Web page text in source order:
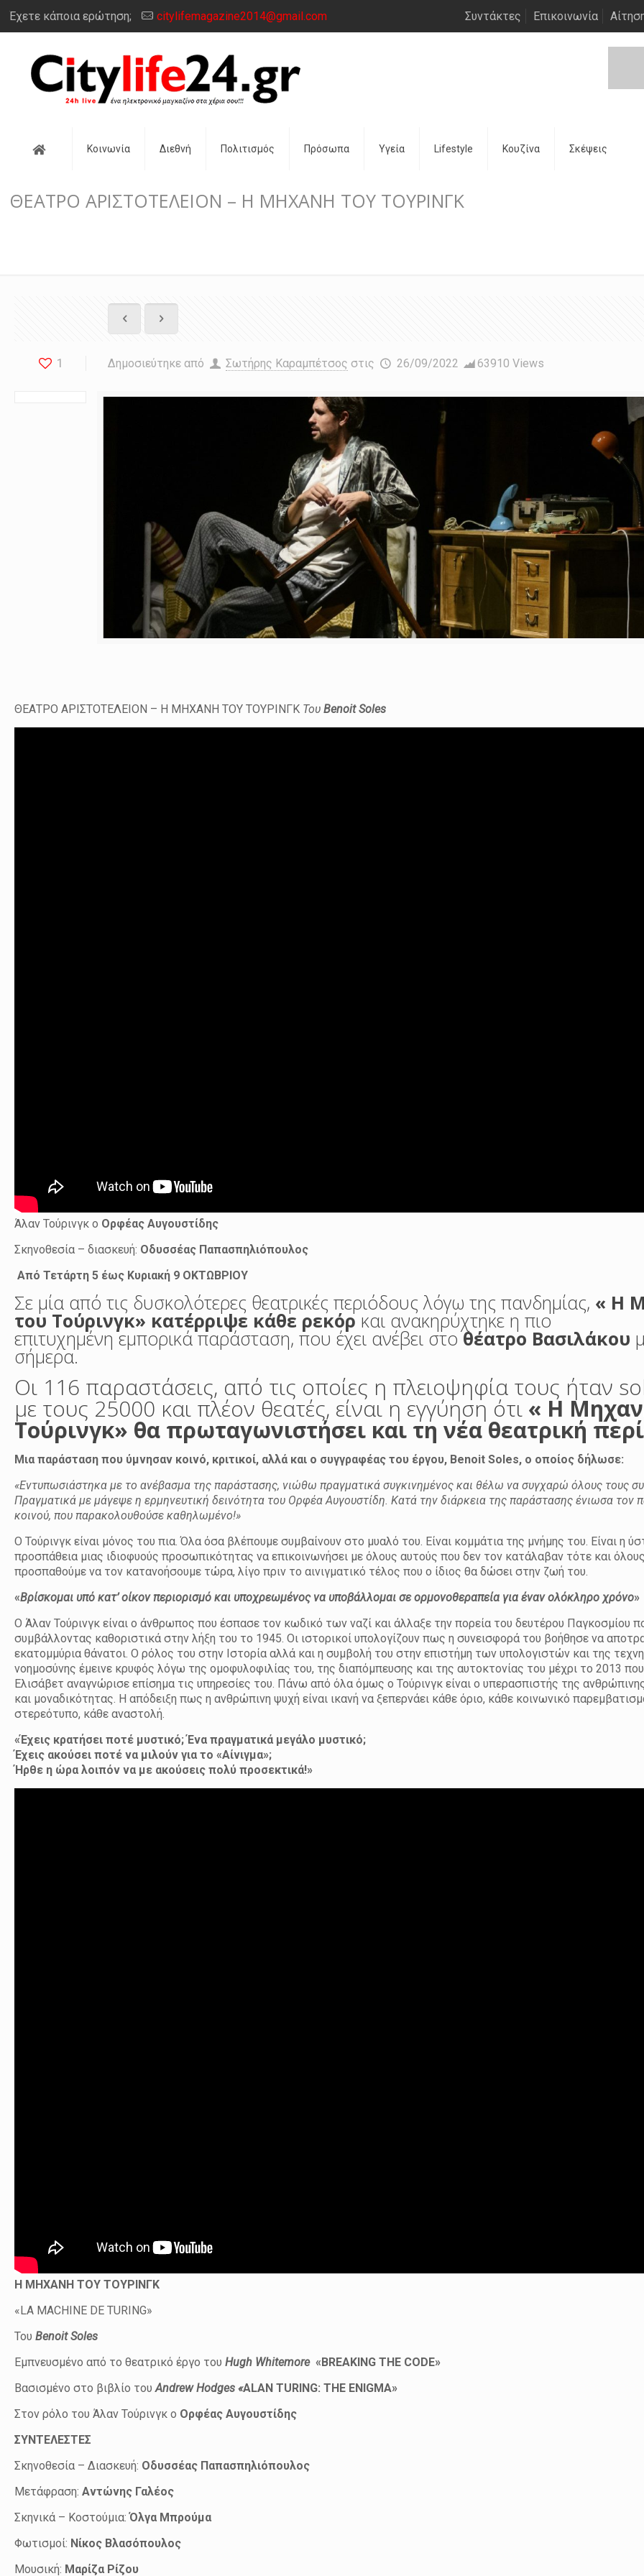
Έχετε κάποια ερώτηση; citylifemagazine2014@gmail.com Συντάκτες Επικοινωνία
Αρχική Κοινωνία Διεθνή Πολιτισμός Πρόσωπα Υγεία Lifestyle Κουζίνα Σκέψεις
ΘΕΑΤΡΟ ΑΡΙΣΤΟΤΕΛΕΙΟΝ – Η ΜΗΧΑΝΗ ΤΟΥ TΟΥΡΙΝΓΚ
1 Δημοσιεύτηκε από Σωτήρης Καραμπέτσος στις 26/09/2022 63910 Views
ΘΕΑΤΡΟ ΑΡΙΣΤΟΤΕΛΕΙΟΝ – Η ΜΗΧΑΝΗ ΤΟΥ TΟΥΡΙΝΓΚ ΤουBenoit Soles
Άλαν Τούρινγκ ο Ορφέας Αυγουστίδης
Σκηνοθεσία – διασκευή: Οδυσσέας Παπασπηλιόπουλος
Από Τετάρτη 5 έως Κυριακή 9 ΟΚΤΩΒΡΙΟΥ
Σε μία από τις δυσκολότερες θεατρικές περιόδους λόγω της πανδημίας, « Η
του Τούρινγκ» κατέρριψε κάθε ρεκόρ και ανακηρύχτηκε η πιο
επιτυχημένη εμπορικά παράσταση, που έχει ανέβει στοθέατρο Βασιλάκου
σήμερα.
Οι 116 παραστάσεις, από τις οποίες η πλειοψηφία τους ήταν
με τους 25000 και πλέον θεατές, είναι η εγγύηση ότι « Η
Τούρινγκ» θα πρωταγωνιστήσει και τη νέα θεατρική
Μια παράσταση που ύμνησαν κοινό, κριτικοί, αλλά και ο συγγραφέας του έργου, Benoit Soles, ο οποίος δήλωσε:
«Εντυπωσιάστηκα με το ανέβασμα της παράστασης, νιώθω πραγματικά συγκινημένος και θέλω να συγχαρώ όλους τους
Πραγματικά με μάγεψε η ερμηνευτική δεινότητα του Ορφέα Αυγουστίδη. Κατά την διάρκεια της παράστασης ένιωσα τον
κοινού, που παρακολουθούσε καθηλωμένο!»
Ο Τούρινγκ είναι μόνος του πια. Όλα όσα βλέπουμε συμβαίνουν στο μυαλό του. Είναι κομμάτια της μνήμης του. Είναι η
προσπάθεια μιας ιδιοφυούς προσωπικότητας να επικοινωνήσει με όλους αυτούς που δεν τον κατάλαβαν τότε και
προσπαθούμε να τον κατανοήσουμε τώρα, λίγο πριν το αινιγματικό τέλος που ο ίδιος θα δώσει στην ζωή του.
«Βρίσκομαι υπό κατ’ οίκον περιορισμό και υποχρεωμένος να υποβάλλομαι σε ορμονοθεραπεία για έναν ολόκληρο χρόνο»
Ο Άλαν Τούρινγκ είναι ο άνθρωπος που έσπασε τον κωδικό των ναζί και άλλαξε την πορεία του δευτέρου Παγκοσμίου
συμβάλλοντας καθοριστικά στην λήξη του το 1945. Οι ιστορικοί υπολογίζουν πως η συνεισφορά του βοήθησε να
εκατομμύρια θάνατοι. Ο ρόλος του στην Ιστορία αλλά και η συμβολή του στην επιστήμη των υπολογιστών και της
νοημοσύνης έμεινε κρυφός λόγω της ομοφυλοφιλίας του, της διαπόμπευσης και της αυτοκτονίας του μέχρι το 2013
Ελισάβετ αναγνώρισε επίσημα τις υπηρεσίες του. Πάνω από όλα όμως ο Τούρινγκ είναι ο υπερασπιστής της
και μοναδικότητας. Η απόδειξη πως η ανθρώπινη ψυχή είναι ικανή να ξεπερνάει κάθε όριο, κάθε κοινωνικό
στερεότυπο, κάθε αναστολή.
«Έχεις κρατήσει ποτέ μυστικό; Ένα πραγματικά μεγάλο μυστικό;
Έχεις ακούσει ποτέ να μιλούν για το «Αίνιγμα»;
Ήρθε η ώρα λοιπόν να με ακούσεις πολύ προσεκτικά!»
Η ΜΗΧΑΝΗ ΤΟΥ TΟΥΡΙΝΓΚ
«LA MACHINE DE TURING»
ΤουBenoit Soles
Εμπνευσμένο από το θεατρικό έργο τουHugh Whitemore«BREAKING THE CODE»
Βασισμένο στο βιβλίο τουAndrew Hodges «ALAN TURING: THE ENIGMA»
Στον ρόλο του Άλαν Τούρινγκ ο Ορφέας Αυγουστίδης
ΣΥΝΤΕΛΕΣΤΕΣ
Σκηνοθεσία – Διασκευή: Οδυσσέας Παπασπηλιόπουλος
Μετάφραση:Αντώνης Γαλέος
Σκηνικά – Κοστούμια:Όλγα Μπρούμα
Φωτισμοί: Νίκος Βλασόπουλος
Μουσική: Μαρίζα Ρίζου